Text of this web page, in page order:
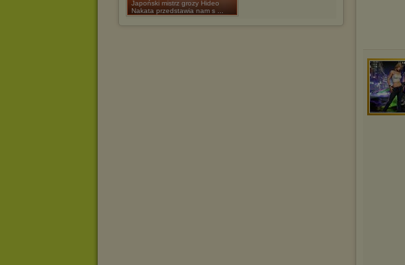
Japoński mistrz grozy Hideo
Nakata przedstawia nam s ...